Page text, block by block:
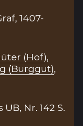
1407-
(Hof),
(Burggut),
Nr. 142 S.